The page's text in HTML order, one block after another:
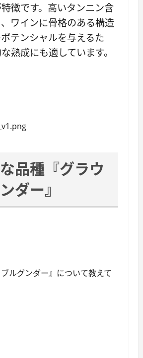
徴です。高いタンニン含
ワインに骨格のある構造
テンシャルを与えるた
熟成にも適しています。
品種『グラウ
ダー』
ルグンダー』について教えて